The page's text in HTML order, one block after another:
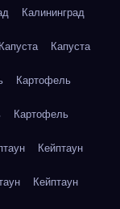
Калининград
Капуста Капуста
Картофель
Картофель
Кейптаун
Кейптаун